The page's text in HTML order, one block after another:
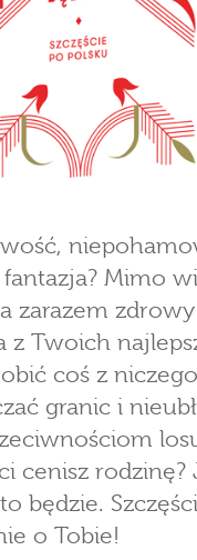
fantazja? Mimo
zarazem zdrowy
z Twoich
coś z
granic i
cenisz rodzinę?
będzie.
o Tobie!